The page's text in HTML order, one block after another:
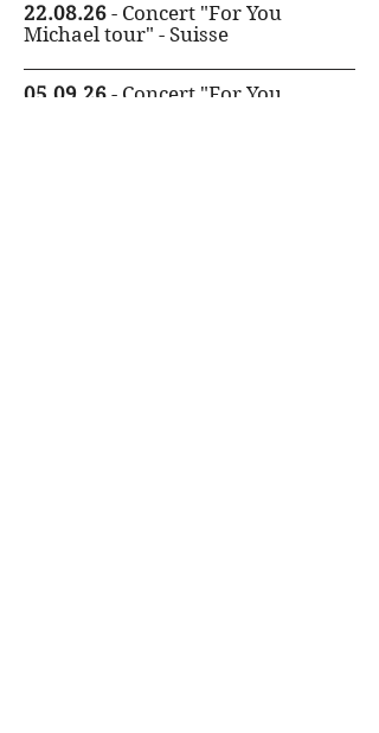
22.08.26 - Concert "For You
Michael tour" - Suisse
05.09.26 - Concert "For You